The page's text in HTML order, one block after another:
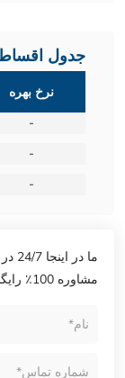
جدول
نرخ بهره
-
-
-
ما
مشاوره 100٪ رایگان